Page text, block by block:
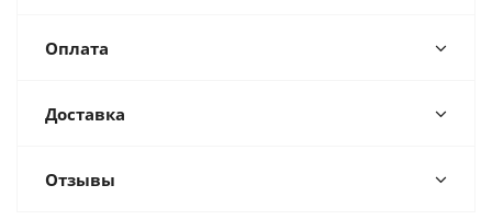
Оплата
Доставка
Отзывы